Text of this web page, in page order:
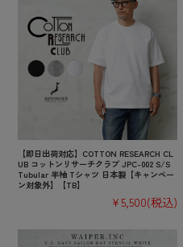
【即日出荷対応】COTTON RESEARCH CL
UB コットンリサーチクラブ JPC-002 S/S
Tubular 半袖 Tシャツ 日本製【キャンペー
ン対象外】【TB】
¥5,500(税込)